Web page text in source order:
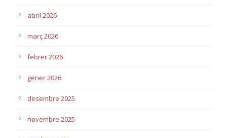
abril 2026
març 2026
febrer 2026
gener 2026
desembre 2025
novembre 2025